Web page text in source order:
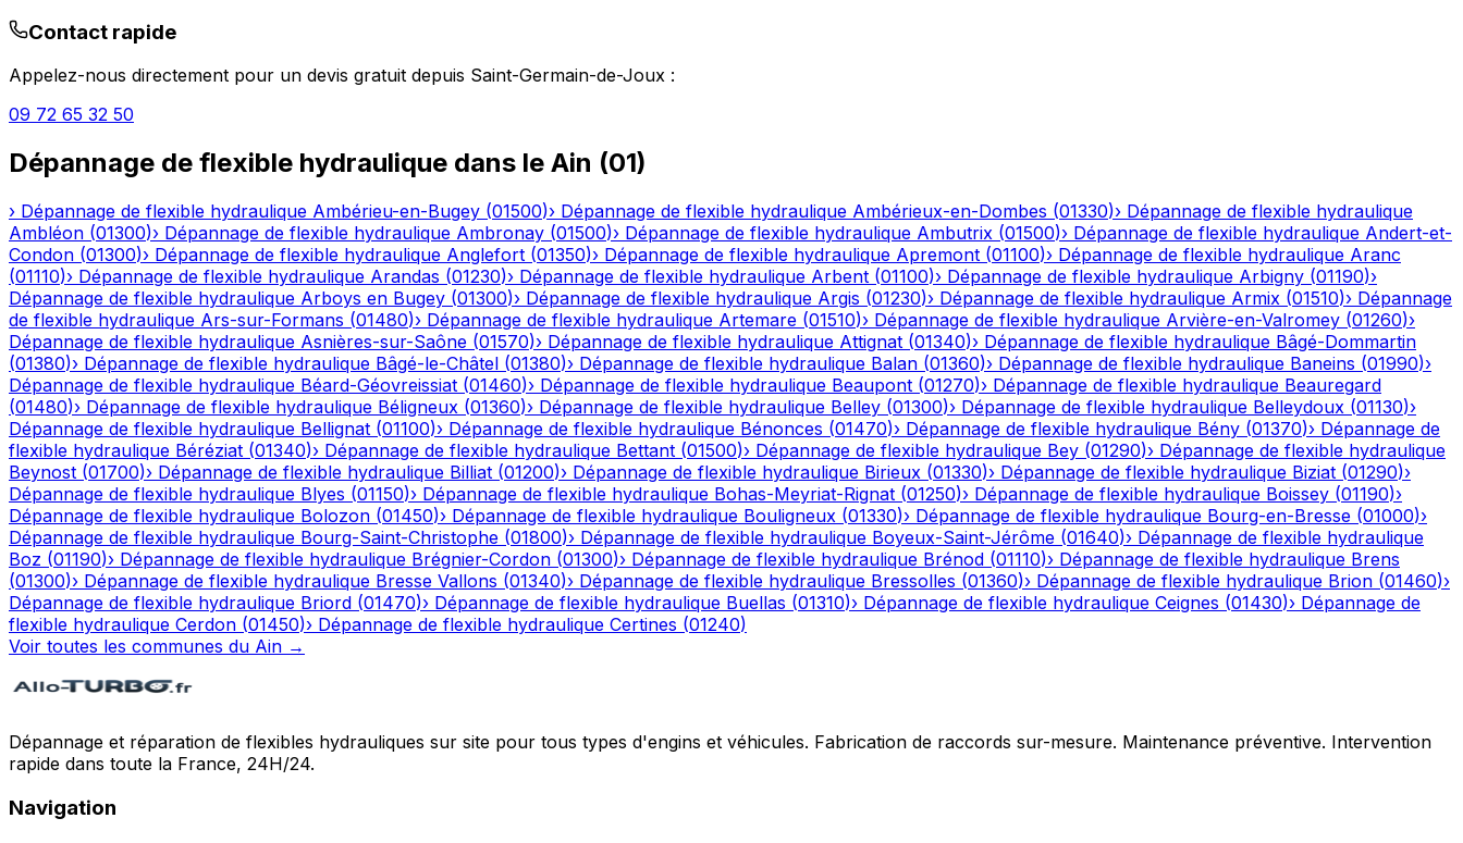
Contact rapide
Appelez-nous directement pour un devis gratuit depuis Saint-Germain-de-Joux :
09 72 65 32 50
Dépannage de flexible hydraulique dans le Ain (01)
› Dépannage de flexible hydraulique Ambérieu-en-Bugey (01500)› Dépannage de flexible hydraulique Ambérieux-en-Dombes (01330)› Dépannage de flexible hydraulique
Ambléon (01300)› Dépannage de flexible hydraulique Ambronay (01500)› Dépannage de flexible hydraulique Ambutrix (01500)› Dépannage de flexible hydraulique Andert-et-
Condon (01300)› Dépannage de flexible hydraulique Anglefort (01350)› Dépannage de flexible hydraulique Apremont (01100)› Dépannage de flexible hydraulique Aranc
(01110)› Dépannage de flexible hydraulique Arandas (01230)› Dépannage de flexible hydraulique Arbent (01100)› Dépannage de flexible hydraulique Arbigny (01190)›
Dépannage de flexible hydraulique Arboys en Bugey (01300)› Dépannage de flexible hydraulique Argis (01230)› Dépannage de flexible hydraulique Armix (01510)› Dépannage
de flexible hydraulique Ars-sur-Formans (01480)› Dépannage de flexible hydraulique Artemare (01510)› Dépannage de flexible hydraulique Arvière-en-Valromey (01260)›
Dépannage de flexible hydraulique Asnières-sur-Saône (01570)› Dépannage de flexible hydraulique Attignat (01340)› Dépannage de flexible hydraulique Bâgé-Dommartin
(01380)› Dépannage de flexible hydraulique Bâgé-le-Châtel (01380)› Dépannage de flexible hydraulique Balan (01360)› Dépannage de flexible hydraulique Baneins (01990)›
Dépannage de flexible hydraulique Béard-Géovreissiat (01460)› Dépannage de flexible hydraulique Beaupont (01270)› Dépannage de flexible hydraulique Beauregard
(01480)› Dépannage de flexible hydraulique Béligneux (01360)› Dépannage de flexible hydraulique Belley (01300)› Dépannage de flexible hydraulique Belleydoux (01130)›
Dépannage de flexible hydraulique Bellignat (01100)› Dépannage de flexible hydraulique Bénonces (01470)› Dépannage de flexible hydraulique Bény (01370)› Dépannage de
flexible hydraulique Béréziat (01340)› Dépannage de flexible hydraulique Bettant (01500)› Dépannage de flexible hydraulique Bey (01290)› Dépannage de flexible hydraulique
Beynost (01700)› Dépannage de flexible hydraulique Billiat (01200)› Dépannage de flexible hydraulique Birieux (01330)› Dépannage de flexible hydraulique Biziat (01290)›
Dépannage de flexible hydraulique Blyes (01150)› Dépannage de flexible hydraulique Bohas-Meyriat-Rignat (01250)› Dépannage de flexible hydraulique Boissey (01190)›
Dépannage de flexible hydraulique Bolozon (01450)› Dépannage de flexible hydraulique Bouligneux (01330)› Dépannage de flexible hydraulique Bourg-en-Bresse (01000)›
Dépannage de flexible hydraulique Bourg-Saint-Christophe (01800)› Dépannage de flexible hydraulique Boyeux-Saint-Jérôme (01640)› Dépannage de flexible hydraulique
Boz (01190)› Dépannage de flexible hydraulique Brégnier-Cordon (01300)› Dépannage de flexible hydraulique Brénod (01110)› Dépannage de flexible hydraulique Brens
(01300)› Dépannage de flexible hydraulique Bresse Vallons (01340)› Dépannage de flexible hydraulique Bressolles (01360)› Dépannage de flexible hydraulique Brion (01460)›
Dépannage de flexible hydraulique Briord (01470)› Dépannage de flexible hydraulique Buellas (01310)› Dépannage de flexible hydraulique Ceignes (01430)› Dépannage de
flexible hydraulique Cerdon (01450)› Dépannage de flexible hydraulique Certines (01240)
Voir toutes les communes du Ain →
Dépannage et réparation de flexibles hydrauliques sur site pour tous types d'engins et véhicules. Fabrication de raccords sur-mesure. Maintenance préventive. Intervention
rapide dans toute la France, 24H/24.
Navigation